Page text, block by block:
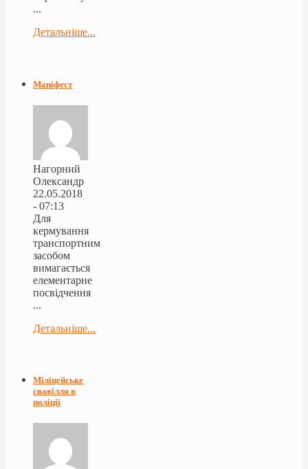
...
Детальніше...
Маніфест
Нагорний
Олександр
22.05.2018
- 07:13
Для
кермування
транспортним
засобом
вимагається
елементарне
посвідчення
...
Детальніше...
Міліцейське
свавілля в
поліції